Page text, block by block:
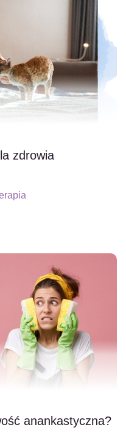
zdrowia
anankastyczna?